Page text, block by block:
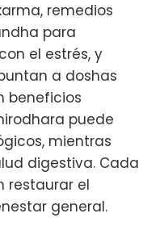
remedios
para
el estrés, y
a doshas
beneficios
puede
mientras
digestiva. Cada
restaurar el
general.